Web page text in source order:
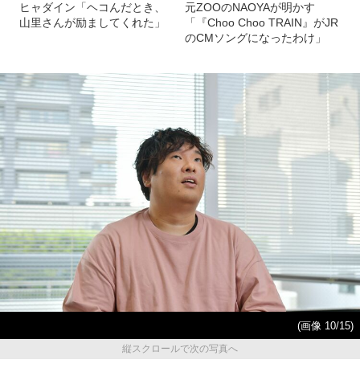
ヒャダイン「ヘコんだとき、
山里さんが励ましてくれた」
元ZOOのNAOYAが明かす
「『Choo Choo TRAIN』がJR
のCMソングになったわけ」
(画像 10/15)
縦スクロールで次の写真へ